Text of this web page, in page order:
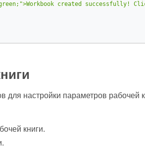
created successfully!
для настройки параметров рабочей
книги.